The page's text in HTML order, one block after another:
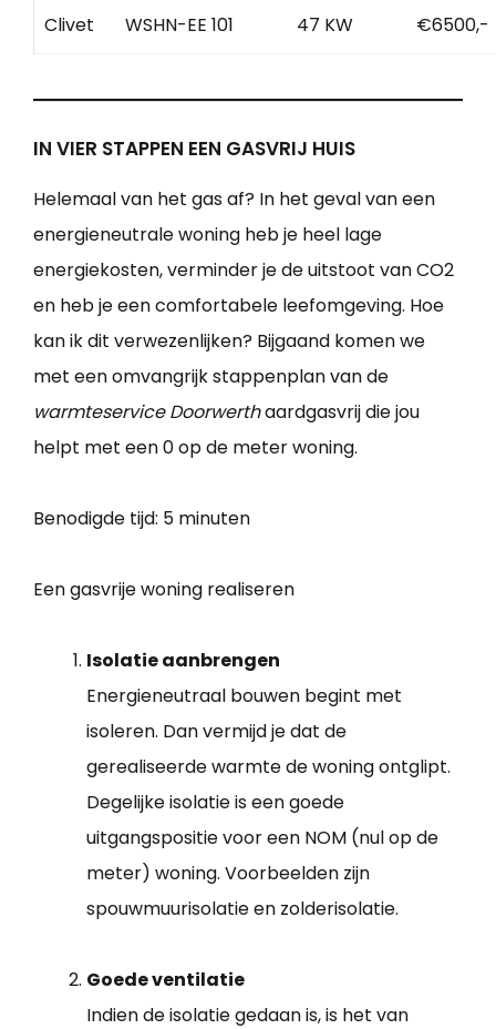
Clivet WSHN-EE 101 47 KW €6500,-
IN VIER STAPPEN EEN GASVRIJ HUIS
Helemaal van het gas af? In het geval van een
energieneutrale woning heb je heel lage
energiekosten, verminder je de uitstoot van CO2
en heb je een comfortabele leefomgeving. Hoe
kan ik dit verwezenlijken? Bijgaand komen we
met een omvangrijk stappenplan van de
warmteservice Doorwerthaardgasvrij die jou
helpt met een 0 op de meter woning.
Benodigde tijd: 5 minuten
Een gasvrije woning realiseren
Isolatie aanbrengen
Energieneutraal bouwen begint met
isoleren. Dan vermijd je dat de
gerealiseerde warmte de woning ontglipt.
Degelijke isolatie is een goede
uitgangspositie voor een NOM (nul op de
meter) woning. Voorbeelden zijn
spouwmuurisolatie en zolderisolatie.
Goede ventilatie
Indien de isolatie gedaan is, is het van